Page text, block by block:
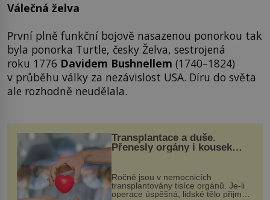
Válečná želva
První plně funkční bojově nasazenou ponorkou tak
byla ponorka Turtle, česky Želva, sestrojená
roku 1776 Davidem Bushnellem (1740–1824)
v průběhu války za nezávislost USA. Díru do světa
ale rozhodně neudělala.
Transplantace a duše.
Přenesly orgány i kousek
Ročně jsou v nemocnicích
transplantovány tisíce orgánů. Je-li
operace úspěšná, lidské tělo přijme